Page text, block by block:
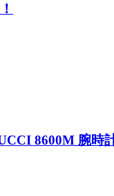
8600M 腕時